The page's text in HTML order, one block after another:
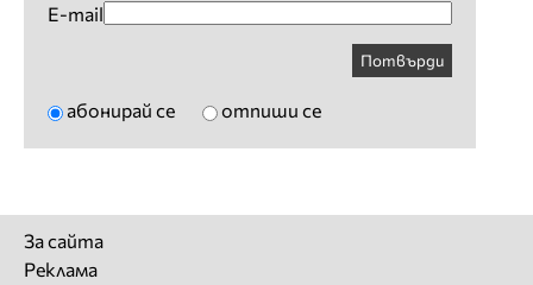
E-mail
Потвърди
абонирай се отпиши се
За сайта
Реклама